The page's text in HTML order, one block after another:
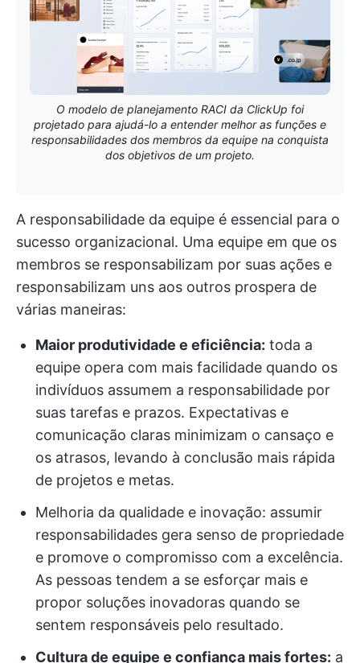
O modelo de planejamento RACI da ClickUp foi
projetado para ajudá-lo a entender melhor as funções e
responsabilidades dos membros da equipe na conquista
dos objetivos de um projeto.
A responsabilidade da equipe é essencial para o
sucesso organizacional. Uma equipe em que os
membros se responsabilizam por suas ações e
responsabilizam uns aos outros prospera de
várias maneiras:
Maior produtividade e eficiência: toda a
equipe opera com mais facilidade quando os
indivíduos assumem a responsabilidade por
suas tarefas e prazos. Expectativas e
comunicação claras minimizam o cansaço e
os atrasos, levando à conclusão mais rápida
de projetos e metas.
Melhoria da qualidade e inovação: assumir
responsabilidades gera senso de propriedade
e promove o compromisso com a excelência.
As pessoas tendem a se esforçar mais e
propor soluções inovadoras quando se
sentem responsáveis pelo resultado.
Cultura de equipe e confiança mais fortes: a